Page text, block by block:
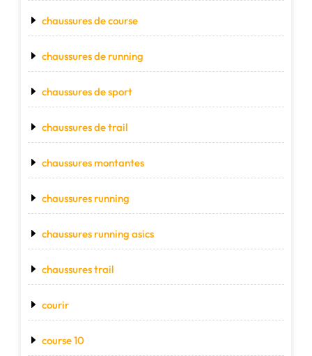
chaussures de course
chaussures de running
chaussures de sport
chaussures de trail
chaussures montantes
chaussures running
chaussures running asics
chaussures trail
courir
course 10